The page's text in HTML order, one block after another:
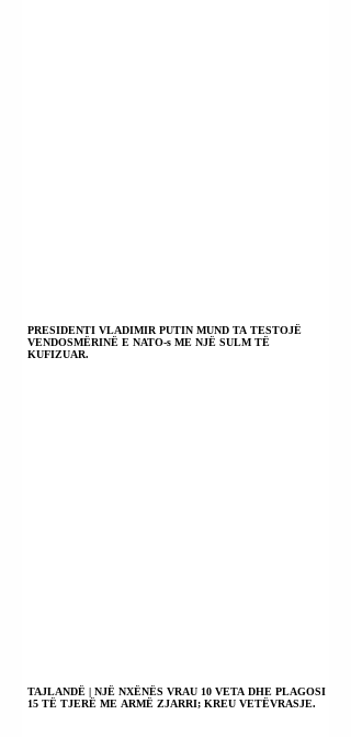
PRESIDENTI VLADIMIR PUTIN MUND TA TESTOJË
VENDOSMËRINË E NATO-s ME NJË SULM TË
KUFIZUAR.
TAJLANDË | NJË NXËNËS VRAU 10 VETA DHE PLAGOSI
15 TË TJERË ME ARMË ZJARRI; KREU VETËVRASJE.